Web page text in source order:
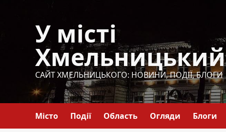
У місті
Хмельницький
САЙТ ХМЕЛЬНИЦЬКОГО: НОВИНИ, ПОДІЇ, БЛОГИ
Місто Події Область Огляди Блоги